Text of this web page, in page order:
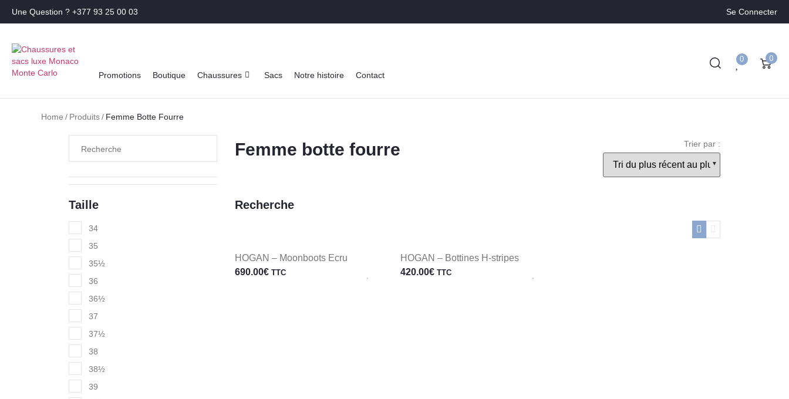
Une Question ? +377 93 25 00 03 Se Connecter
Promotions Boutique Chaussures Sacs Notre histoire Contact
0 0
Home / Produits/ Femme Botte Fourre
Taille
34
35
35½
36
36½
37
37½
38
38½
39
Femme botte fourre Trier par :
Recherche
HOGAN – Moonboots Ecru
690.00€ TTC
HOGAN – Bottines H-stripes
420.00€ TTC